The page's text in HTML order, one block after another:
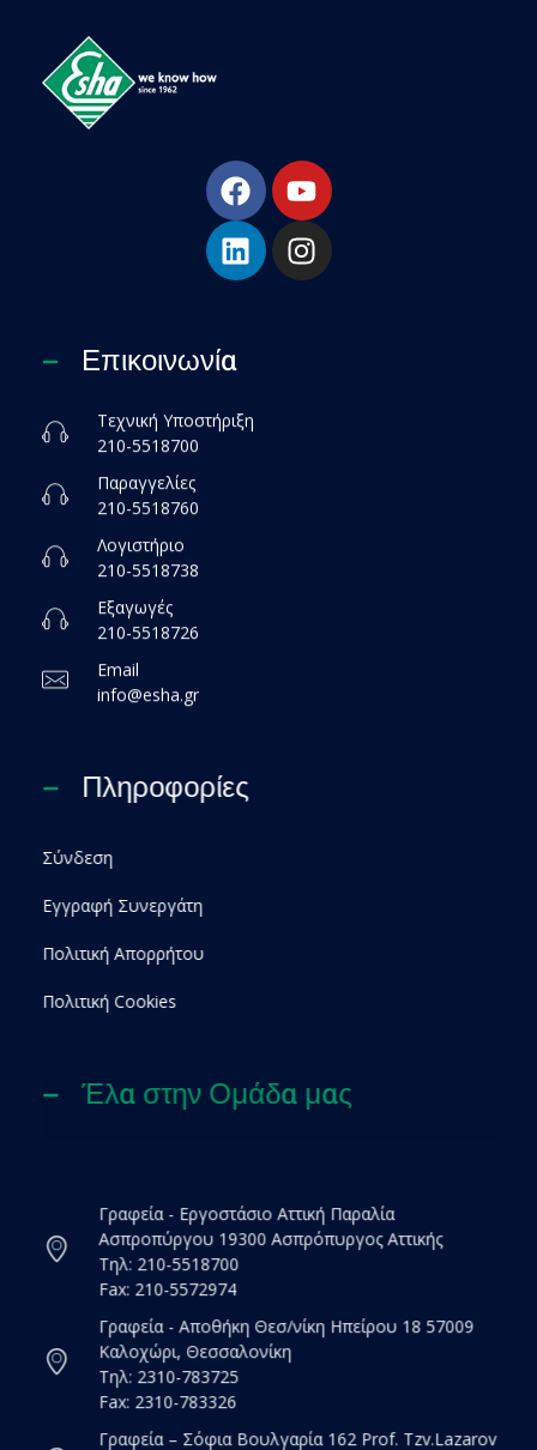
Επικοινωνία
Τεχνική Υποστήριξη
210-5518700
Παραγγελίες
210-5518760
Λογιστήριο
210-5518738
Εξαγωγές
210-5518726
Email
info@esha.gr
Πληροφορίες
Σύνδεση
Εγγραφή Συνεργάτη
Πολιτική Απορρήτου
Πολιτική Cookies
Έλα στην Ομάδα μας
Γραφεία - Εργοστάσιο Αττική Παραλία
Ασπροπύργου 19300 Ασπρόπυργος Αττικής
Τηλ: 210-5518700
Fax: 210-5572974
Γραφεία - Αποθήκη Θεσ/νίκη Ηπείρου 18 57009
Καλοχώρι, Θεσσαλονίκη
Τηλ: 2310-783725
Fax: 2310-783326
Γραφεία – Σόφια Βουλγαρία 162 Prof. Tzv.Lazarov